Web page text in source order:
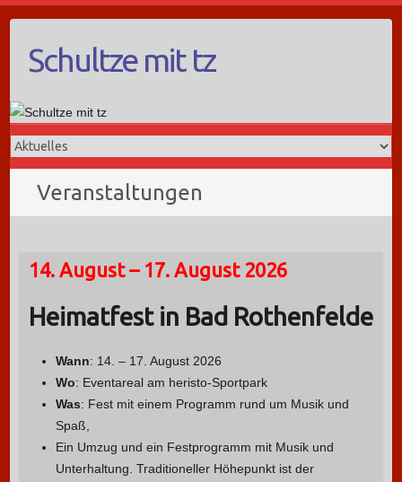
Schultze mit tz
Veranstaltungen
14. August – 17. August 2026
Heimatfest in Bad Rothenfelde
Wann: 14. – 17. August 2026
Wo: Eventareal am heristo-Sportpark
Was: Fest mit einem Programm rund um Musik und
Spaß,
Ein Umzug und ein Festprogramm mit Musik und
Unterhaltung. Traditioneller Höhepunkt ist der